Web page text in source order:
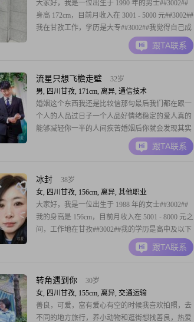
大家好，我是一位出生于 1990 年的男士##3002##
身高 172cm，目前月收入在 3001 - 5000 元##3002##
我在甘孜工作，学历是大专##3002##我觉得自己成
熟稳重，把家庭看得很重##3002##性格方面，我外
向又健谈，喜欢与人交流，分享生活中的点滴
跟TA联系
流星只想飞檐走壁
32岁
男, 四川甘孜, 171cm, 离异, 通信技术
婚姻这个东西我还是比较信那句最后我们都在跟一
个人的人品过日子一个人品好情绪稳定的爱人真的
能够减轻你一半的人间疾苦婚姻后你就会发现其实
长相并不重要重要的是人品 是责任 是担当 是细节
是外面能直腰天下家里能弯腰下厨房是事事有回应
意带小孩，抽烟喝酒那些我也不介意，但是很讨厌
赌博，
跟TA联系
冰封
38岁
女, 四川甘孜, 156cm, 离异, 其他职业
大家好，我是一位出生于 1988 年的女士##3002##
我的身高是 156cm，目前月收入在 5001 - 8000 元之
间，工作地在甘孜##3002##我的学历是高中及以下
##3002##我觉得自己是一个独立自信的人，在生活
和工作中都能凭借自己的力量去解决问题##3002##
跟TA联系
转角遇到你
30岁
女, 四川甘孜, 155cm, 离异, 交通运输
善良，可爱，富有爱心有空的时候我喜欢拍照，去
不同的地方旅行，养小动物和逛街想找善良，热爱